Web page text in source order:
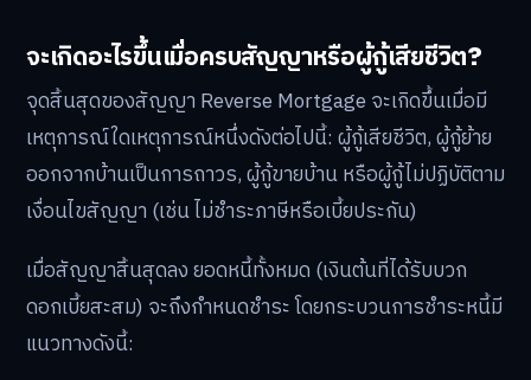
จะเกิดอะไรขึ้นเมื่อครบสัญญาหรือผู้กู้เสียชีวิต?
จุดสิ้นสุดของสัญญา Reverse Mortgage จะเกิดขึ้นเมื่อมี
เหตุการณ์ใดเหตุการณ์หนึ่งดังต่อไปนี้: ผู้กู้เสียชีวิต, ผู้กู้ย้าย
ออกจากบ้านเป็นการถาวร, ผู้กู้ขายบ้าน หรือผู้กู้ไม่ปฏิบัติตาม
เงื่อนไขสัญญา (เช่น ไม่ชำระภาษีหรือเบี้ยประกัน)
เมื่อสัญญาสิ้นสุดลง ยอดหนี้ทั้งหมด (เงินต้นที่ได้รับบวก
ดอกเบี้ยสะสม) จะถึงกำหนดชำระ โดยกระบวนการชำระหนี้มี
แนวทางดังนี้: